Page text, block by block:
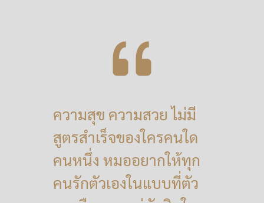
ความสุข ความสวย ไม่มี
สูตรสำเร็จของใครคนใด
คนหนึ่ง หมออยากให้ทุก
คนรักตัวเองในแบบที่ตัว